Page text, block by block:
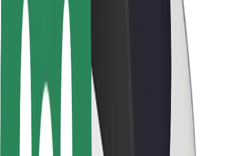
Seguridad para usuarios
Seguridad para conductores
Seguridad para patinetes
Safety Lab
Ciudades
Dónde estamos
Soluciones para las ciudades
Aeropuertos